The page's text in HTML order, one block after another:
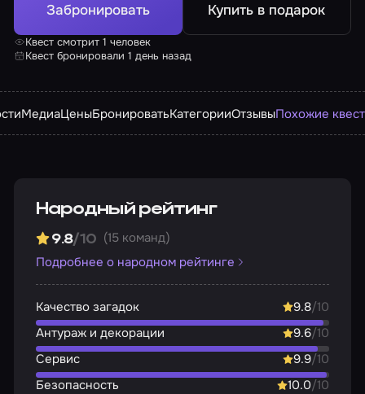
Забронировать Купить в подарок
Квест смотрит 1 человек
Квест бронировали 1 день назад
МедиаЦеныБронироватьКатегорииОтзывыПохожие
Народный рейтинг
9.8/10 (15 команд)
Подробнее о народном рейтинге
Качество загадок 9.8/10
Антураж и декорации
9.6/10
Сервис
9.9/10
Безопасность
10.0/10